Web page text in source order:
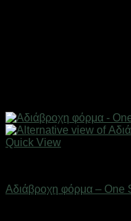
Quick View
Αδιάβροχη φόρμα – One